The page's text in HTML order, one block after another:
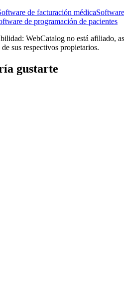
de facturación médica
de programación de pacientes
WebCatalog no está afiliado,
sus respectivos propietarios.
gustarte